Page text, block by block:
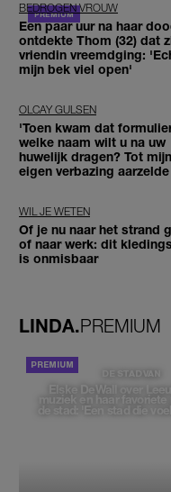
BEDROGEN VROUW
Een paar uur na haar
ontdekte Thom (32) dat
vriendin vreemdging:
mijn bek viel open'
OLCAY GULSEN
'Toen kwam dat
welke naam wilt u na uw
huwelijk dragen? Tot mijn
eigen verbazing
WIL JE WETEN
Of je nu naar het strand
of naar werk: dit
is onmisbaar
LINDA.PREMIUM
DE STAD VAN
Elske DeWall over
muziek en haar favoriete
de stad: 'Een stad die